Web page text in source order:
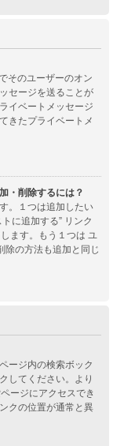
そのユーザーのオン
セージを送ることが
イベートメッセージ
きたプライベートメ
・削除するには？
。１つは追加したい
に追加する” リンク
ます。もう１つは ユ
除の方法も追加と同じ
ージ内の検索ボック
してください。より
ージにアクセスでき
クの位置が通常と異